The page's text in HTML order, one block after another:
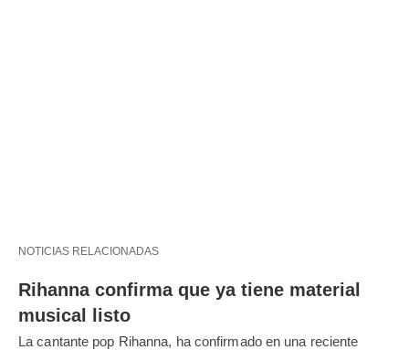
NOTICIAS RELACIONADAS
Rihanna confirma que ya tiene material
musical listo
La cantante pop Rihanna, ha confirmado en una reciente